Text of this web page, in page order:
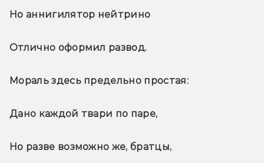
Но аннигилятор нейтрино
Отлично оформил развод.
Мораль здесь предельно простая:
Дано каждой твари по паре,
Но разве возможно же, братцы,